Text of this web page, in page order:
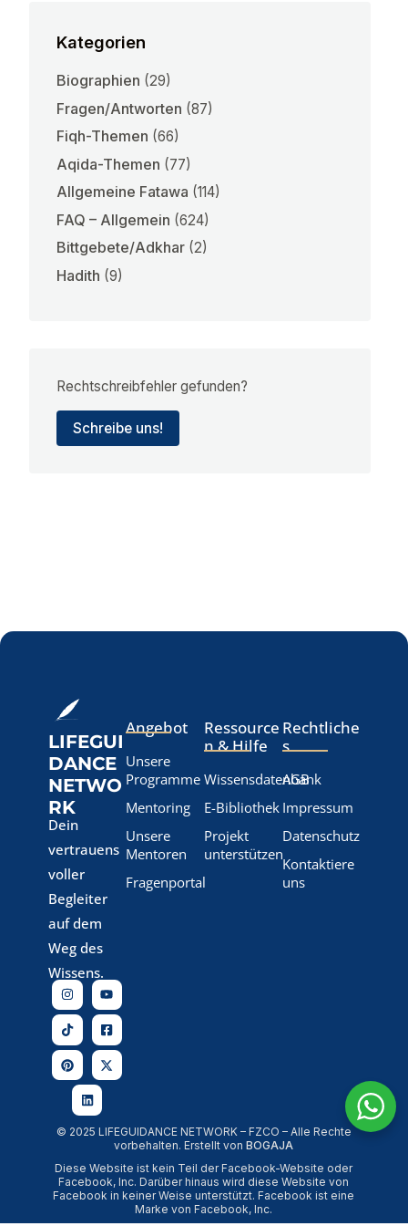
Kategorien
Biographien (29)
Fragen/Antworten (87)
Fiqh-Themen (66)
Aqida-Themen (77)
Allgemeine Fatawa (114)
FAQ – Allgemein (624)
Bittgebete/Adkhar (2)
Hadith (9)
Rechtschreibfehler gefunden?
Schreibe uns!
LIFEGUI
DANCE
NETWO
RK
Dein
vertrauens
voller
Begleiter
auf dem
Weg des
Wissens.
Angebot
Unsere
Programme
Mentoring
Unsere
Mentoren
Fragenportal
Ressource
n & Hilfe
Wissensdatenbank
E-Bibliothek
Projekt
unterstützen
Rechtliche
s
AGB
Impressum
Datenschutz
Kontaktiere
uns
© 2025 LIFEGUIDANCE NETWORK – FZCO – Alle Rechte
vorbehalten. Erstellt vonBOGAJA
Diese Website ist kein Teil der Facebook-Website oder
Facebook, Inc. Darüber hinaus wird diese Website von
Facebook in keiner Weise unterstützt. Facebook ist eine
Marke von Facebook, Inc.